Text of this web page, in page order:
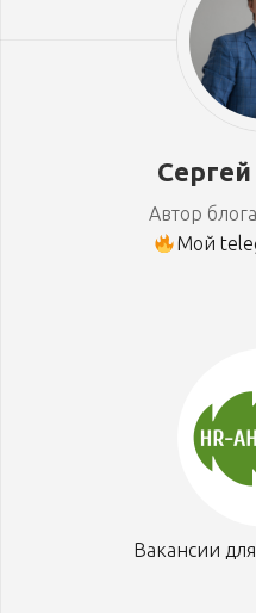
Автор
Мой
Вакансии